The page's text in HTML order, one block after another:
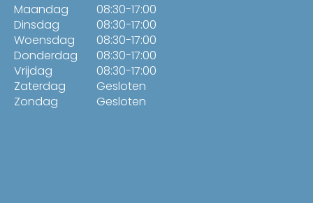
Maandag
Dinsdag
Woensdag
Donderdag
Vrijdag
Zaterdag
Zondag
08:30-17:00
08:30-17:00
08:30-17:00
08:30-17:00
08:30-17:00
Gesloten
Gesloten